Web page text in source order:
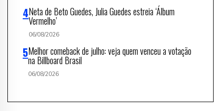
Neta de Beto Guedes, Julia Guedes estreia ‘Álbum
Vermelho’
06/08/2026
Melhor comeback de julho: veja quem venceu a votação
na Billboard Brasil
06/08/2026